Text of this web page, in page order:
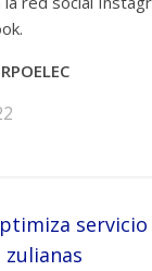
zulianas